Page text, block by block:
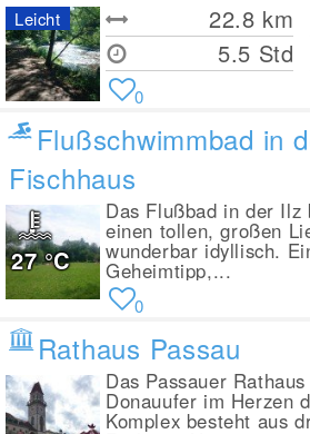
22.8 km
5.5 Std
Leicht
0
Flußschwimmbad in
Fischhaus
Das Flußbad in der Ilz
einen tollen, großen
wunderbar idyllisch.
Geheimtipp,...
27°C
0
Rathaus Passau
Das Passauer
Donauufer im Herzen
Komplex besteht aus